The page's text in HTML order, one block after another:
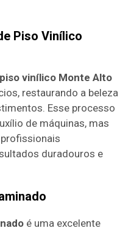
Piso Vinílico
vinílico Monte Alto
restaurando a beleza
Esse processo
de máquinas, mas
duradouros e
é uma excelente